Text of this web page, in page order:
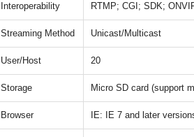
Interoperability RTMP; CGI; SDK;
Streaming Method Unicast/Multicast
User/Host 20
Storage Micro SD card (support
Browser IE: IE 7 and later